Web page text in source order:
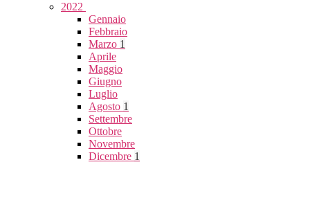
2022
Gennaio
Febbraio
Marzo 1
Aprile
Maggio
Giugno
Luglio
Agosto 1
Settembre
Ottobre
Novembre
Dicembre 1